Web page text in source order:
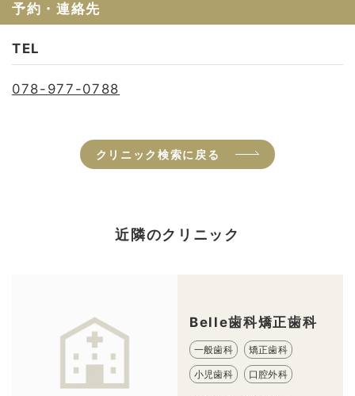
予約・連絡先
TEL
078-977-0788
クリニック検索に戻る
近隣のクリニック
Belle歯科矯正歯科
一般歯科 矯正歯科
小児歯科 口腔外科